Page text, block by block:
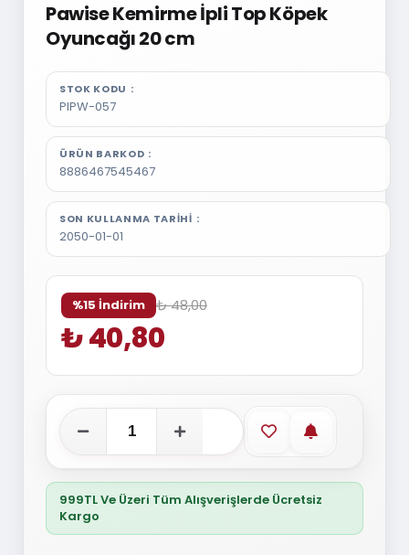
Pawise Kemirme İpli Top Köpek
Oyuncağı 20 cm
STOK KODU
PIPW-057
ÜRÜN BARKOD
8886467545467
SON KULLANMA TARIHI
2050-01-01
%15 İndirim ₺ 48,00
₺ 40,80
Favorilere ekle
Stoğa
999TL Ve Üzeri Tüm Alışverişlerde Ücretsiz
Kargo